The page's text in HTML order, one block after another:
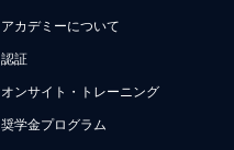
アカデミーについて
認証
オンサイト・トレーニング
奨学金プログラム